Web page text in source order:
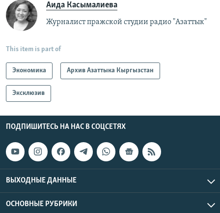
Аида Касымалиева
Журналист пражской студии радио "Азаттык"
This item is part of
Экономика Архив Азаттыка Кыргызстан
Эксклюзив
ПОДПИШИТЕСЬ НА НАС В СОЦСЕТЯХ
ВЫХОДНЫЕ ДАННЫЕ
ОСНОВНЫЕ РУБРИКИ